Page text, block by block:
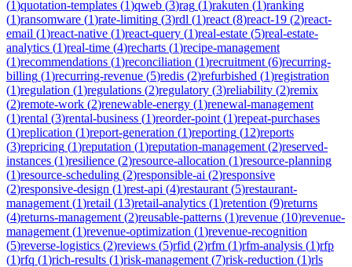
(1)quotation-templates (1)qweb (3)rag (1)rakuten (1)ranking
(1)ransomware (1)rate-limiting (3)rdl (1)react (8)react-19 (2)react-
email (1)react-native (1)react-query (1)real-estate (5)real-estate-
analytics (1)real-time (4)recharts (1)recipe-management
(1)recommendations (1)reconciliation (1)recruitment (6)recurring-
billing (1)recurring-revenue (5)redis (2)refurbished (1)registration
(1)regulation (1)regulations (2)regulatory (3)reliability (2)remix
(2)remote-work (2)renewable-energy (1)renewal-management
(1)rental (3)rental-business (1)reorder-point (1)repeat-purchases
(1)replication (1)report-generation (1)reporting (12)reports
(3)repricing (1)reputation (1)reputation-management (2)reserved-
instances (1)resilience (2)resource-allocation (1)resource-planning
(1)resource-scheduling (2)responsible-ai (2)responsive
(2)responsive-design (1)rest-api (4)restaurant (5)restaurant-
management (1)retail (13)retail-analytics (1)retention (9)returns
(4)returns-management (2)reusable-patterns (1)revenue (10)revenue-
management (1)revenue-optimization (1)revenue-recognition
(5)reverse-logistics (2)reviews (5)rfid (2)rfm (1)rfm-analysis (1)rfp
(1)rfq (1)rich-results (1)risk-management (7)risk-reduction (1)rls